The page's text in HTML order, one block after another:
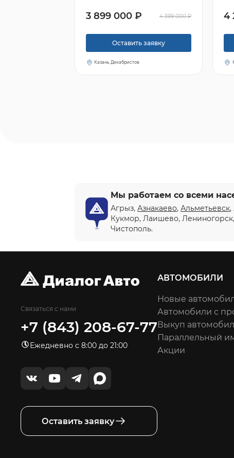
3 899 000 ₽ 4 399 000 ₽
Оставить заявку
Казань Декабристов
4
Мы работаем со всеми
Агрыз,Азнакаево,Альметьевск,
Кукмор, Лаишево,
Чистополь.
Связаться с нами
+7 (843) 208-67-77
Ежедневно с 8:00 до 21:00
Оставить заявку
АВТОМОБИЛИ
Новые
Автомобили с
Выкуп
Параллельный
Акции